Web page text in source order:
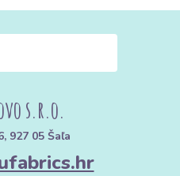
s.r.o.
927 05 Šaľa